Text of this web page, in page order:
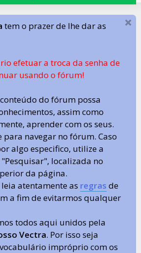
tem o prazer de lhe dar as
efetuar a troca da senha de
usando o fórum!
do fórum possa
assim como
aprender com os seus.
para navegar no fórum. Caso
algo especifico, utilize a
localizada no
da página.
atentamente as regras de
a fim de evitarmos qualquer
todos aqui unidos pela
Vectra. Por isso seja
impróprio com os